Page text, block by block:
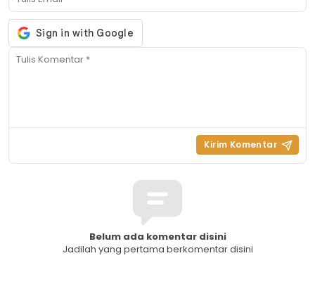
Belum ada komentar disini
Jadilah yang pertama berkomentar disini